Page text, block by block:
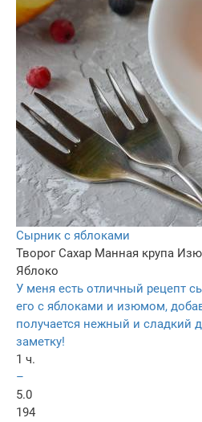
Сырник с яблоками
Творог Сахар Манная крупа
Яблоко
У меня есть отличный рецепт
его с яблоками и изюмом,
получается нежный и сладкий
заметку!
1 ч.
–
5.0
194